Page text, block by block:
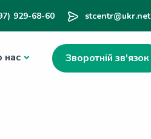
929-68-60 stcentr@ukr.net
нас Зворотній зв'язок